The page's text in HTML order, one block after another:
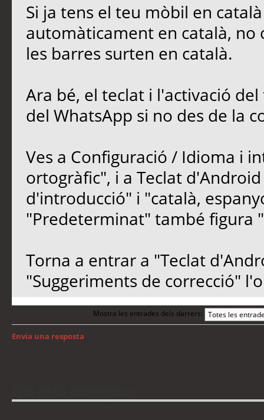
Si ja tens el teu mòbil en
automàticament en català, no
les barres surten en català.
Ara bé, el teclat i l'activació
del WhatsApp si no des de la
Ves a Configuració / Idioma i
ortogràfic", i a Teclat d'Android
d'introducció" i "català,
"Predeterminat" també figura
Torna a entrar a "Teclat
"Suggeriments de correcció"
Mostra les entrades dels darrers:
Envia una resposta